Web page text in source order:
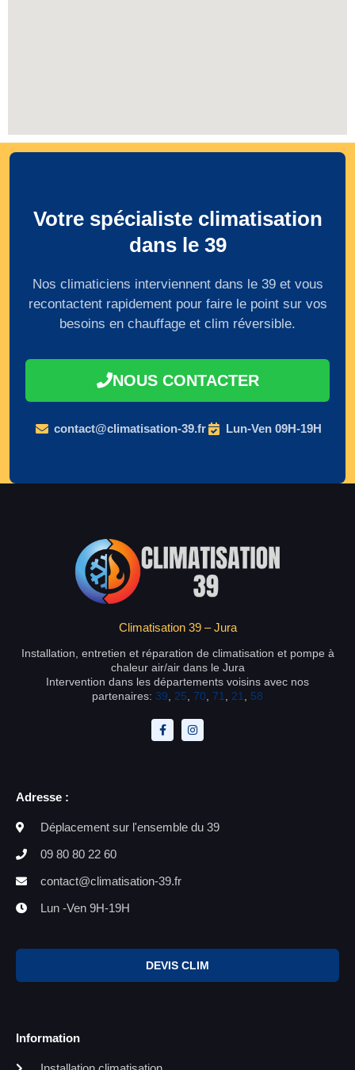
Votre spécialiste climatisation
dans le 39
Nos climaticiens interviennent dans le 39 et vous
recontactent rapidement pour faire le point sur vos
besoins en chauffage et clim réversible.
NOUS CONTACTER
contact@climatisation-39.fr Lun-Ven 09H-19H
Climatisation 39 – Jura
Installation, entretien et réparation de climatisation et pompe à
chaleur air/air dans le Jura
Intervention dans les départements voisins avec nos
partenaires: 39 25 70 71 21 58
Adresse :
Déplacement sur l'ensemble du 39
09 80 80 22 60
contact@climatisation-39.fr
Lun -Ven 9H-19H
DEVIS CLIM
Information